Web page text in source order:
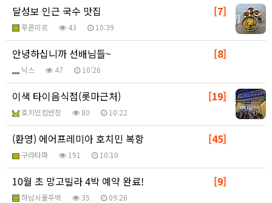
[7]
달성보 인근 국수 맛집
푸른미르 43 10:39
[8]
안녕하십니까 선배님들~
닉스 47 10:26
[19]
이색 타이음식점(롯마근처)
호치민킴반장 80 10:22
[45]
(환영) 에어프레미아 호치민 복항
구라타파 191 10:10
[9]
10월 초 망고빌라 4박 예약 완료!
하남시꿀주먹 35 09:26